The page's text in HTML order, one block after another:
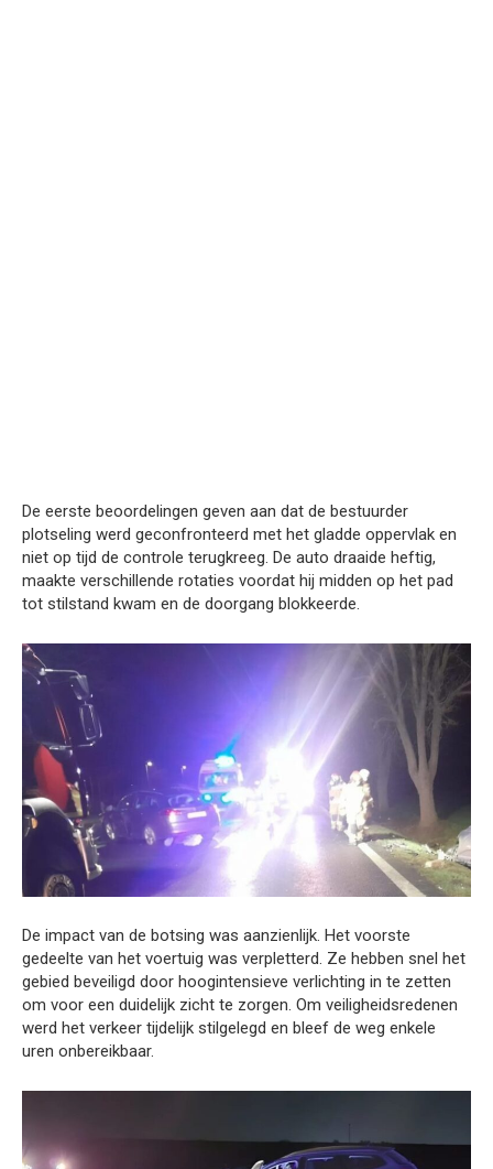
De eerste beoordelingen geven aan dat de bestuurder
plotseling werd geconfronteerd met het gladde oppervlak en
niet op tijd de controle terugkreeg. De auto draaide heftig,
maakte verschillende rotaties voordat hij midden op het pad
tot stilstand kwam en de doorgang blokkeerde.
De impact van de botsing was aanzienlijk. Het voorste
gedeelte van het voertuig was verpletterd. Ze hebben snel het
gebied beveiligd door hoogintensieve verlichting in te zetten
om voor een duidelijk zicht te zorgen. Om veiligheidsredenen
werd het verkeer tijdelijk stilgelegd en bleef de weg enkele
uren onbereikbaar.